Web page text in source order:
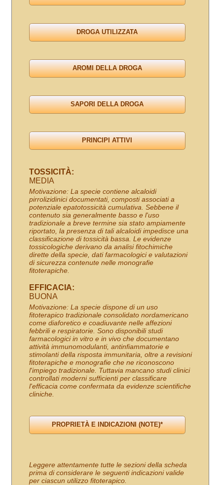
TOSSICITÀ:
MEDIA
Motivazione: La specie contiene alcaloidi
pirrolizidinici documentati, composti associati a
potenziale epatotossicità cumulativa. Sebbene il
contenuto sia generalmente basso e l'uso
tradizionale a breve termine sia stato ampiamente
riportato, la presenza di tali alcaloidi impedisce una
classificazione di tossicità bassa. Le evidenze
tossicologiche derivano da analisi fitochimiche
dirette della specie, dati farmacologici e valutazioni
di sicurezza contenute nelle monografie
fitoterapiche.
EFFICACIA:
BUONA
Motivazione: La specie dispone di un uso
fitoterapico tradizionale consolidato nordamericano
come diaforetico e coadiuvante nelle affezioni
febbrili e respiratorie. Sono disponibili studi
farmacologici in vitro e in vivo che documentano
attività immunomodulanti, antinfiammatorie e
stimolanti della risposta immunitaria, oltre a revisioni
fitoterapiche e monografie che ne riconoscono
l'impiego tradizionale. Tuttavia mancano studi clinici
controllati moderni sufficienti per classificare
l'efficacia come confermata da evidenze scientifiche
cliniche.
Leggere attentamente tutte le sezioni della scheda
prima di considerare le seguenti indicazioni valide
per ciascun utilizzo fitoterapico.